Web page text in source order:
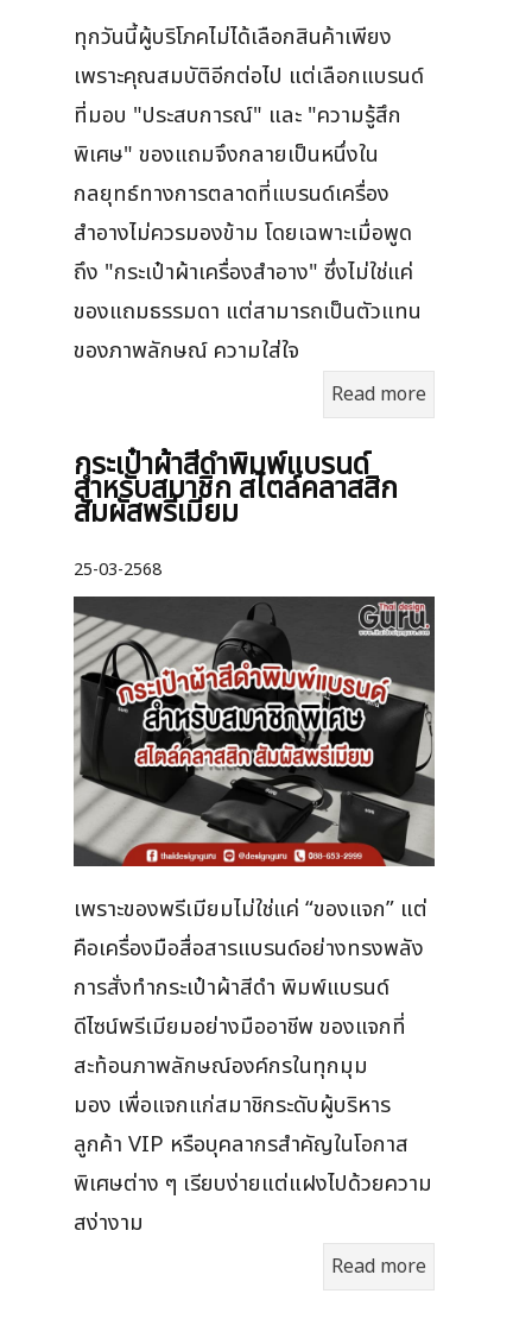
ทุกวันนี้ผู้บริโภคไม่ได้เลือกสินค้าเพียง
เพราะคุณสมบัติอีกต่อไป แต่เลือกแบรนด์
ที่มอบ "ประสบการณ์" และ "ความรู้สึก
พิเศษ" ของแถมจึงกลายเป็นหนึ่งใน
กลยุทธ์ทางการตลาดที่แบรนด์เครื่อง
สำอางไม่ควรมองข้าม โดยเฉพาะเมื่อพูด
ถึง "กระเป๋าผ้าเครื่องสำอาง" ซึ่งไม่ใช่แค่
ของแถมธรรมดา แต่สามารถเป็นตัวแทน
ของภาพลักษณ์ ความใส่ใจ
Read more
กระเป๋าผ้าสีดำพิมพ์แบรนด์
สำหรับสมาชิก สไตล์คลาสสิก
สัมผัสพรีเมียม
25-03-2568
เพราะของพรีเมียมไม่ใช่แค่ “ของแจก” แต่
คือเครื่องมือสื่อสารแบรนด์อย่างทรงพลัง
การสั่งทำกระเป๋าผ้าสีดำ พิมพ์แบรนด์
ดีไซน์พรีเมียมอย่างมืออาชีพ ของแจกที่
สะท้อนภาพลักษณ์องค์กรในทุกมุม
มอง เพื่อแจกแก่สมาชิกระดับผู้บริหาร
ลูกค้า VIP หรือบุคลากรสำคัญในโอกาส
พิเศษต่าง ๆ เรียบง่ายแต่แฝงไปด้วยความ
สง่างาม
Read more